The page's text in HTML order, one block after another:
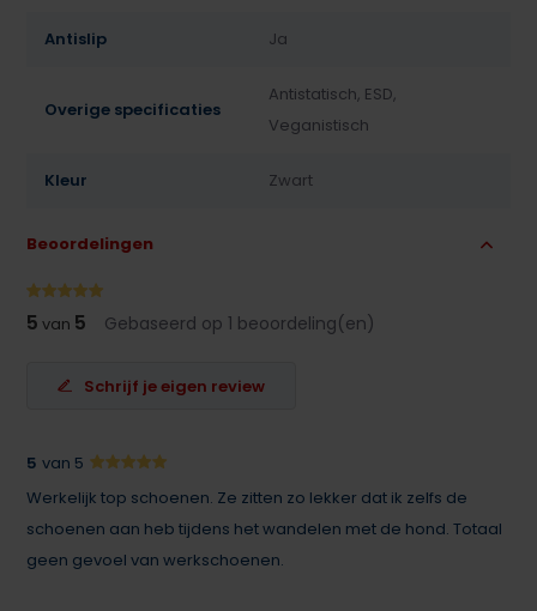
Antislip Ja
Overige specificaties
Antistatisch, ESD,
Veganistisch
Kleur Zwart
Beoordelingen
5 van 5 Gebaseerd op 1 beoordeling(en)
Schrijf je eigen review
5 van 5
Werkelijk top schoenen. Ze zitten zo lekker dat ik zelfs de
schoenen aan heb tijdens het wandelen met de hond. Totaal
geen gevoel van werkschoenen.